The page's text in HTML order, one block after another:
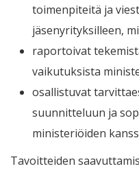
toimenpiteitä ja
jäsenyrityksilleen,
raportoivat
vaikutuksista
osallistuvat
suunnitteluun ja
ministeriöiden
Tavoitteiden